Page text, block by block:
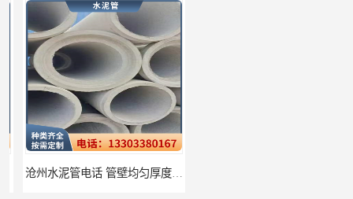
沧州水泥管电话 管壁均匀厚度一致